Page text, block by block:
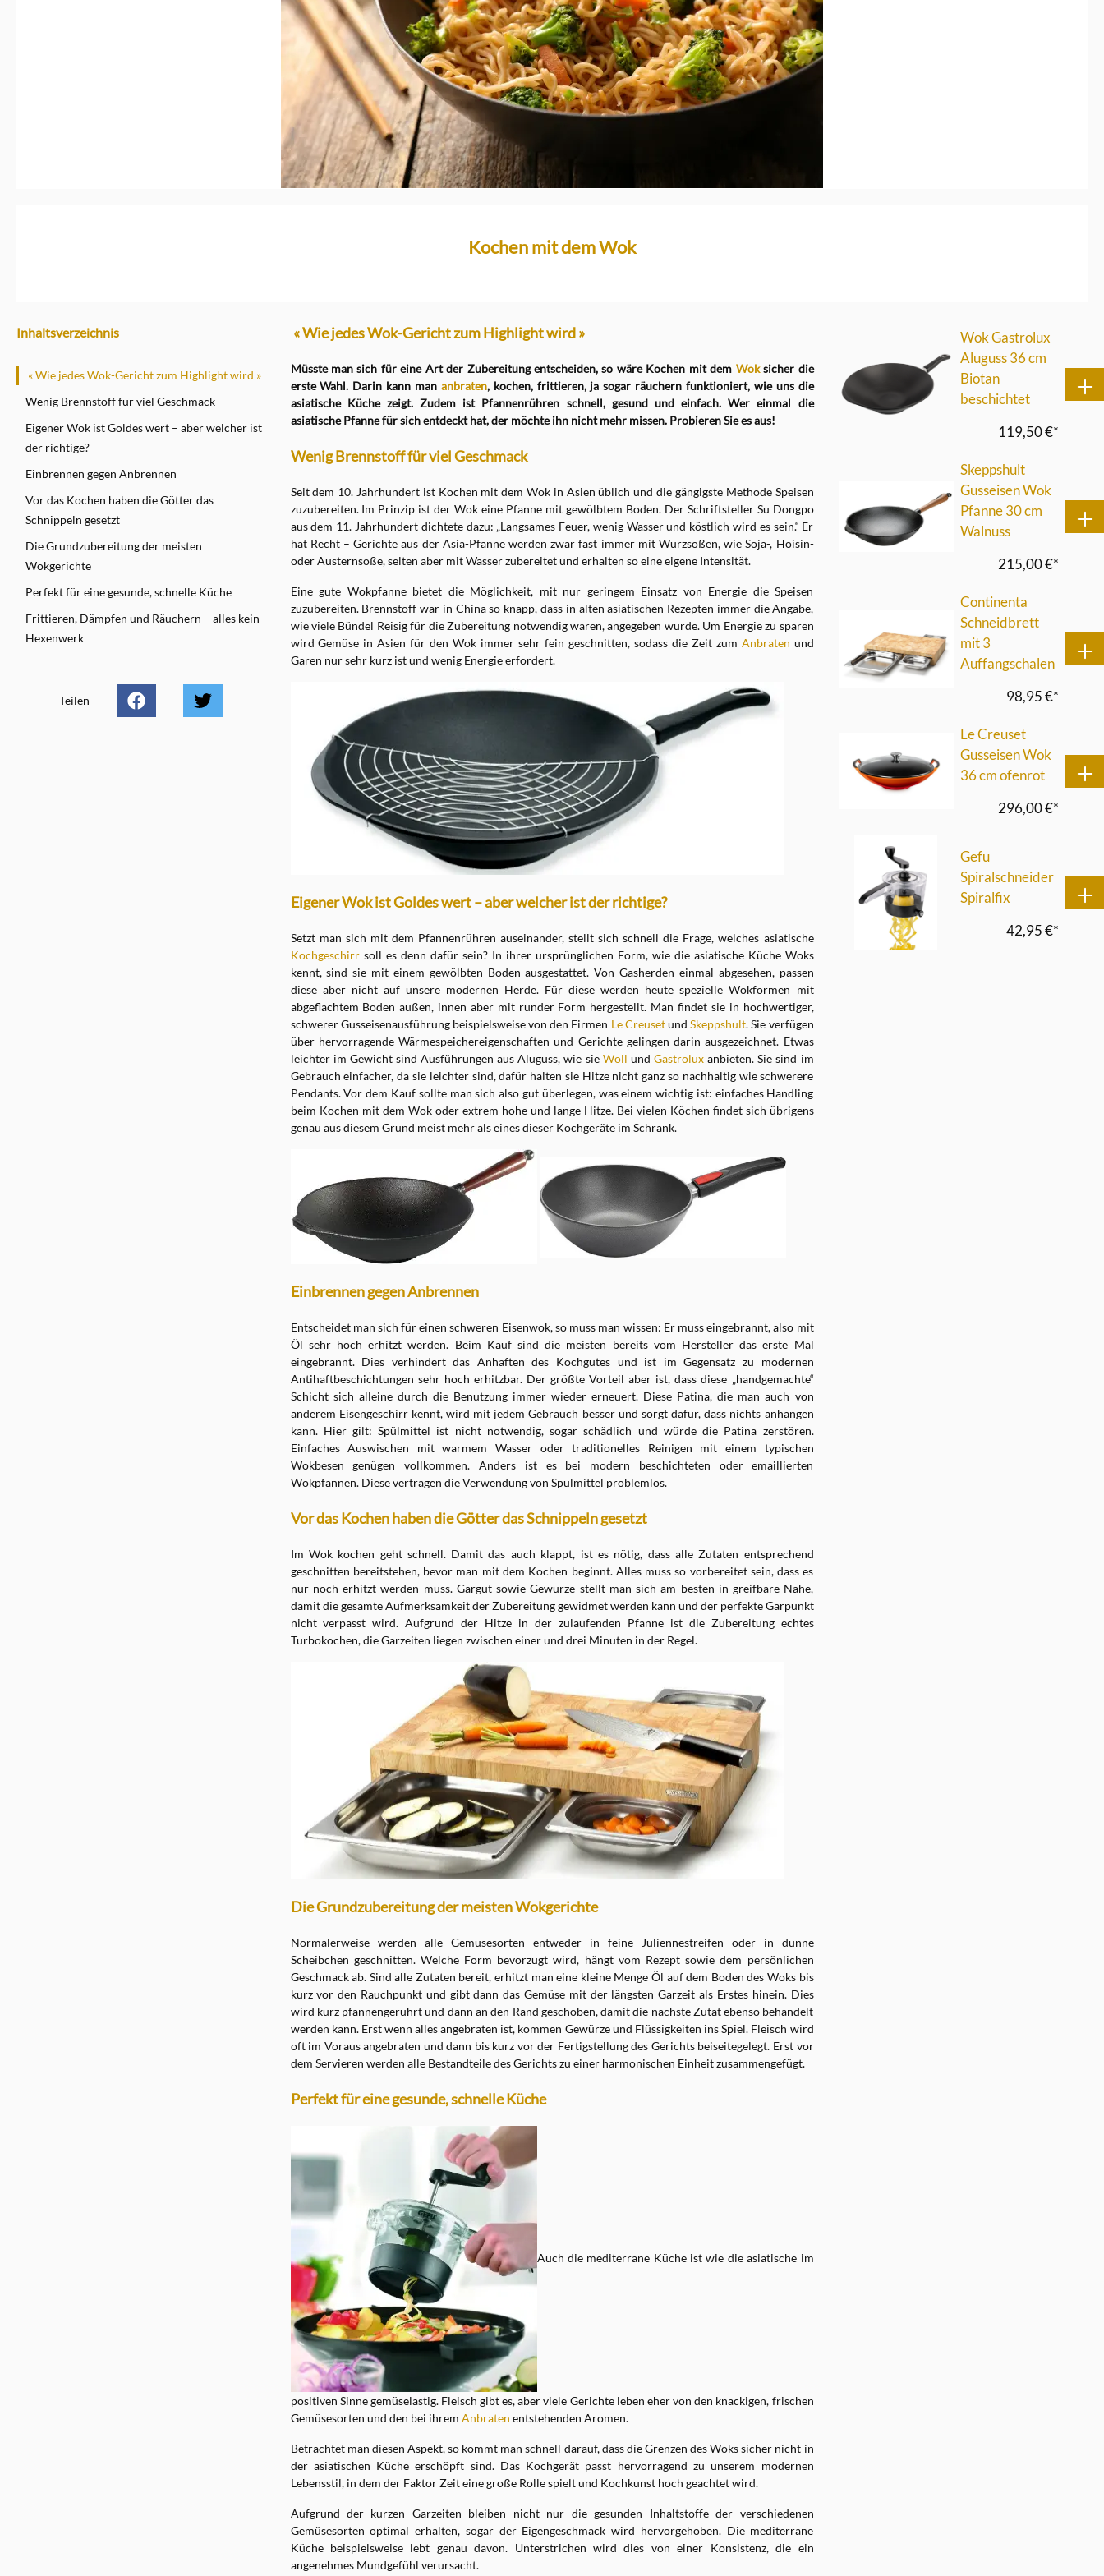
Kochen mit dem Wok
Inhaltsverzeichnis
« Wie jedes Wok-Gericht zum Highlight wird »
Wenig Brennstoff für viel Geschmack
Eigener Wok ist Goldes wert – aber welcher ist
der richtige?
Einbrennen gegen Anbrennen
Vor das Kochen haben die Götter das
Schnippeln gesetzt
Die Grundzubereitung der meisten
Wokgerichte
Perfekt für eine gesunde, schnelle Küche
Frittieren, Dämpfen und Räuchern – alles kein
Hexenwerk
Teilen
« Wie jedes Wok-Gericht zum Highlight wird »
Müsste man sich für eine Art der Zubereitung entscheiden, so wäre Kochen mit dem Woksicher die
erste Wahl. Darin kann man anbraten, kochen, frittieren, ja sogar räuchern funktioniert, wie uns die
asiatische Küche zeigt. Zudem ist Pfannenrühren schnell, gesund und einfach. Wer einmal die
asiatische Pfanne für sich entdeckt hat, der möchte ihn nicht mehr missen. Probieren Sie es aus!
Wenig Brennstoff für viel Geschmack
Seit dem 10. Jahrhundert ist Kochen mit dem Wok in Asien üblich und die gängigste Methode Speisen
zuzubereiten. Im Prinzip ist der Wok eine Pfanne mit gewölbtem Boden. Der Schriftsteller Su Dongpo
aus dem 11. Jahrhundert dichtete dazu: „Langsames Feuer, wenig Wasser und köstlich wird es sein.“ Er
hat Recht – Gerichte aus der Asia-Pfanne werden zwar fast immer mit Würzsoßen, wie Soja-, Hoisin-
oder Austernsoße, selten aber mit Wasser zubereitet und erhalten so eine eigene Intensität.
Eine gute Wokpfanne bietet die Möglichkeit, mit nur geringem Einsatz von Energie die Speisen
zuzubereiten. Brennstoff war in China so knapp, dass in alten asiatischen Rezepten immer die Angabe,
wie viele Bündel Reisig für die Zubereitung notwendig waren, angegeben wurde. Um Energie zu sparen
wird Gemüse in Asien für den Wok immer sehr fein geschnitten, sodass die Zeit zum Anbraten und
Garen nur sehr kurz ist und wenig Energie erfordert.
Eigener Wok ist Goldes wert – aber welcher ist der richtige?
Setzt man sich mit dem Pfannenrühren auseinander, stellt sich schnell die Frage, welches asiatische
Kochgeschirrsoll es denn dafür sein? In ihrer ursprünglichen Form, wie die asiatische Küche Woks
kennt, sind sie mit einem gewölbten Boden ausgestattet. Von Gasherden einmal abgesehen, passen
diese aber nicht auf unsere modernen Herde. Für diese werden heute spezielle Wokformen mit
abgeflachtem Boden außen, innen aber mit runder Form hergestellt. Man findet sie in hochwertiger,
schwerer Gusseisenausführung beispielsweise von den Firmen Le CreusetundSkeppshult. Sie verfügen
über hervorragende Wärmespeichereigenschaften und Gerichte gelingen darin ausgezeichnet. Etwas
leichter im Gewicht sind Ausführungen aus Aluguss, wie sie Woll und Gastroluxanbieten. Sie sind im
Gebrauch einfacher, da sie leichter sind, dafür halten sie Hitze nicht ganz so nachhaltig wie schwerere
Pendants. Vor dem Kauf sollte man sich also gut überlegen, was einem wichtig ist: einfaches Handling
beim Kochen mit dem Wok oder extrem hohe und lange Hitze. Bei vielen Köchen findet sich übrigens
genau aus diesem Grund meist mehr als eines dieser Kochgeräte im Schrank.
Einbrennen gegen Anbrennen
Entscheidet man sich für einen schweren Eisenwok, so muss man wissen: Er muss eingebrannt, also mit
Öl sehr hoch erhitzt werden. Beim Kauf sind die meisten bereits vom Hersteller das erste Mal
eingebrannt. Dies verhindert das Anhaften des Kochgutes und ist im Gegensatz zu modernen
Antihaftbeschichtungen sehr hoch erhitzbar. Der größte Vorteil aber ist, dass diese „handgemachte“
Schicht sich alleine durch die Benutzung immer wieder erneuert. Diese Patina, die man auch von
anderem Eisengeschirr kennt, wird mit jedem Gebrauch besser und sorgt dafür, dass nichts anhängen
kann. Hier gilt: Spülmittel ist nicht notwendig, sogar schädlich und würde die Patina zerstören.
Einfaches Auswischen mit warmem Wasser oder traditionelles Reinigen mit einem typischen
Wokbesen genügen vollkommen. Anders ist es bei modern beschichteten oder emaillierten
Wokpfannen. Diese vertragen die Verwendung von Spülmittel problemlos.
Vor das Kochen haben die Götter das Schnippeln gesetzt
Im Wok kochen geht schnell. Damit das auch klappt, ist es nötig, dass alle Zutaten entsprechend
geschnitten bereitstehen, bevor man mit dem Kochen beginnt. Alles muss so vorbereitet sein, dass es
nur noch erhitzt werden muss. Gargut sowie Gewürze stellt man sich am besten in greifbare Nähe,
damit die gesamte Aufmerksamkeit der Zubereitung gewidmet werden kann und der perfekte Garpunkt
nicht verpasst wird. Aufgrund der Hitze in der zulaufenden Pfanne ist die Zubereitung echtes
Turbokochen, die Garzeiten liegen zwischen einer und drei Minuten in der Regel.
Die Grundzubereitung der meisten Wokgerichte
Normalerweise werden alle Gemüsesorten entweder in feine Juliennestreifen oder in dünne
Scheibchen geschnitten. Welche Form bevorzugt wird, hängt vom Rezept sowie dem persönlichen
Geschmack ab. Sind alle Zutaten bereit, erhitzt man eine kleine Menge Öl auf dem Boden des Woks bis
kurz vor den Rauchpunkt und gibt dann das Gemüse mit der längsten Garzeit als Erstes hinein. Dies
wird kurz pfannengerührt und dann an den Rand geschoben, damit die nächste Zutat ebenso behandelt
werden kann. Erst wenn alles angebraten ist, kommen Gewürze und Flüssigkeiten ins Spiel. Fleisch wird
oft im Voraus angebraten und dann bis kurz vor der Fertigstellung des Gerichts beiseitegelegt. Erst vor
dem Servieren werden alle Bestandteile des Gerichts zu einer harmonischen Einheit zusammengefügt.
Perfekt für eine gesunde, schnelle Küche
Auch die mediterrane Küche ist wie die asiatische im
positiven Sinne gemüselastig. Fleisch gibt es, aber viele Gerichte leben eher von den knackigen, frischen
Gemüsesorten und den bei ihrem Anbraten entstehenden Aromen.
Betrachtet man diesen Aspekt, so kommt man schnell darauf, dass die Grenzen des Woks sicher nicht in
der asiatischen Küche erschöpft sind. Das Kochgerät passt hervorragend zu unserem modernen
Lebensstil, in dem der Faktor Zeit eine große Rolle spielt und Kochkunst hoch geachtet wird.
Aufgrund der kurzen Garzeiten bleiben nicht nur die gesunden Inhaltstoffe der verschiedenen
Gemüsesorten optimal erhalten, sogar der Eigengeschmack wird hervorgehoben. Die mediterrane
Küche beispielsweise lebt genau davon. Unterstrichen wird dies von einer Konsistenz, die ein
angenehmes Mundgefühl verursacht.
Wok Gastrolux
Aluguss 36 cm
Biotan
beschichtet
119,50 €*
Skeppshult
Gusseisen Wok
Pfanne 30 cm
Walnuss
215,00 €*
Continenta
Schneidbrett
mit 3
Auffangschalen
98,95 €*
Le Creuset
Gusseisen Wok
36 cm ofenrot
296,00 €*
Gefu
Spiralschneider
Spiralfix
42,95 €*